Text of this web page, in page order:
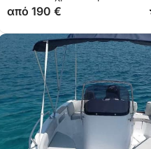
από 190 €